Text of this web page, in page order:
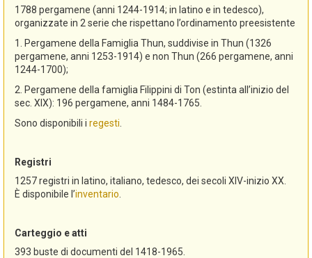
1788 pergamene (anni 1244-1914; in latino e in tedesco),
organizzate in 2 serie che rispettano l’ordinamento preesistente
1. Pergamene della Famiglia Thun, suddivise in Thun (1326
pergamene, anni 1253-1914) e non Thun (266 pergamene, anni
1244-1700);
2. Pergamene della famiglia Filippini di Ton (estinta all’inizio del
sec. XIX): 196 pergamene, anni 1484-1765.
Sono disponibili i regesti
Registri
1257 registri in latino, italiano, tedesco, dei secoli XIV-inizio XX.
È disponibile l’inventario
Carteggio e atti
393 buste di documenti del 1418-1965.